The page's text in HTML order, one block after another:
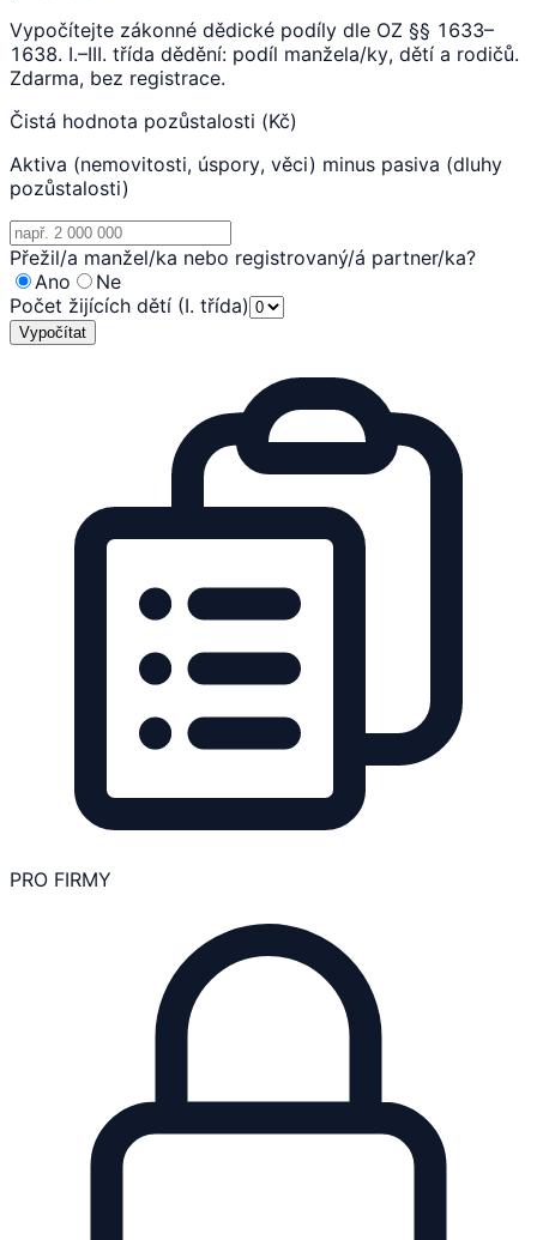
Vypočítejte zákonné dědické podíly dle OZ §§ 1633–
1638. I.–III. třída dědění: podíl manžela/ky, dětí a rodičů.
Zdarma, bez registrace.
Čistá hodnota pozůstalosti (Kč)
Aktiva (nemovitosti, úspory, věci) minus pasiva (dluhy
pozůstalosti)
Přežil/a manžel/ka nebo registrovaný/á partner/ka?
Ano
Ne
Počet žijících dětí (I. třída)
Vypočítat
PRO FIRMY